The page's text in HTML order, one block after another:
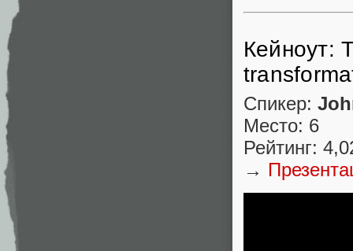
Кейноут:
Спикер:
Место: 6
Рейтинг:
→